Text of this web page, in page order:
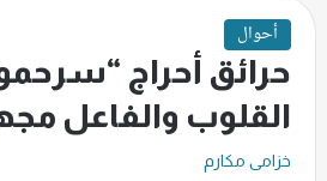
أحوال
حرائق أحراج
القلوب والفاعل
خزامى مكارم